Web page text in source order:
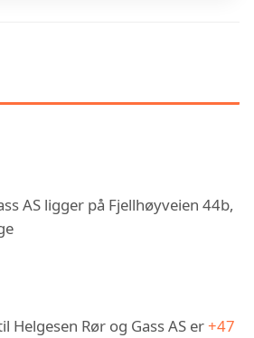
AS ligger på Fjellhøyveien 44b,
Helgesen Rør og Gass AS er+47